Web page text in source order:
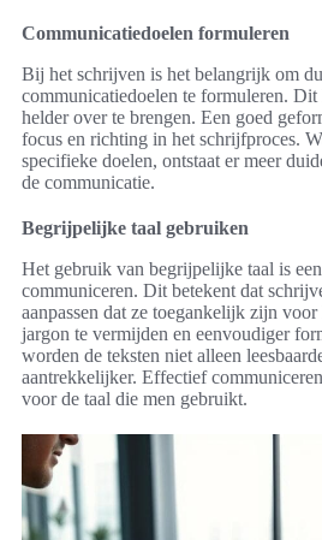
Communicatiedoelen formuleren
Bij het schrijven is het belangrijk om
communicatiedoelen te formuleren.
helder over te brengen. Een goed
focus en richting in het schrijfproces.
specifieke doelen, ontstaat er meer
de communicatie.
Begrijpelijke taal gebruiken
Het gebruik van begrijpelijke taal is
communiceren. Dit betekent dat
aanpassen dat ze toegankelijk zijn
jargon te vermijden en eenvoudiger
worden de teksten niet alleen
aantrekkelijker. Effectief
voor de taal die men gebruikt.